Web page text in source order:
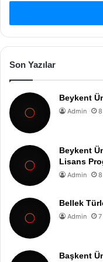
Son Yazılar
Beykent
Admin
Beykent
Lisans
Admin
Bellek
Admin
Başkent